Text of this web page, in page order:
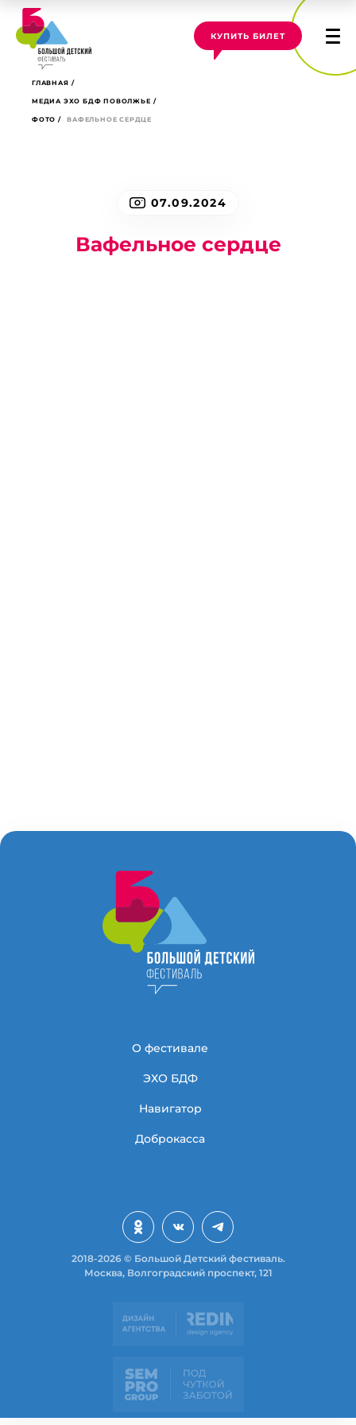
КУПИТЬ БИЛЕТ
ГЛАВНАЯ
МЕДИА ЭХО БДФ ПОВОЛЖЬЕ
ФОТО ВАФЕЛЬНОЕ СЕРДЦЕ
07.09.2024
Вафельное сердце
О фестивале
ЭХО БДФ
Навигатор
Доброкасса
2018-2026 © Большой Детский фестиваль.
Москва, Волгоградский проспект, 121